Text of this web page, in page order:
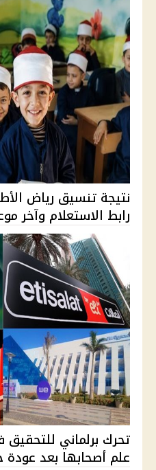
نتيجة تنسيق رياض
رابط الاستعلام وآخر
تحرك برلماني
علم أصحابها بعد عودة